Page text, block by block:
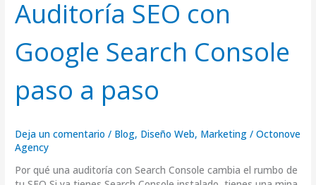
Auditoría SEO con
Google Search Console
paso a paso
Deja un comentario / Blog, Diseño Web, Marketing /Octonove
Agency
Por qué una auditoría con Search Console cambia el rumbo de